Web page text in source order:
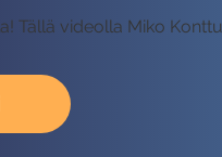
Tällä videolla Miko